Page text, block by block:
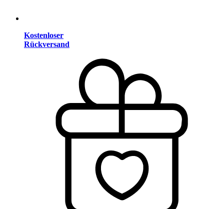
Kostenloser
Rückversand